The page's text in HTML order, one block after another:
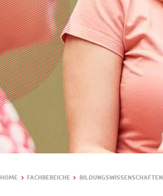
HOME FACHBEREICHE BILDUNGSWISSENSCHAFTEN